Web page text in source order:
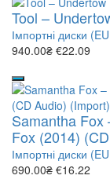
Tool –
Імпортні диски
940.00₴ €22.09
Samantha Fox
Fox (2014)
Імпортні диски
690.00₴ €16.22